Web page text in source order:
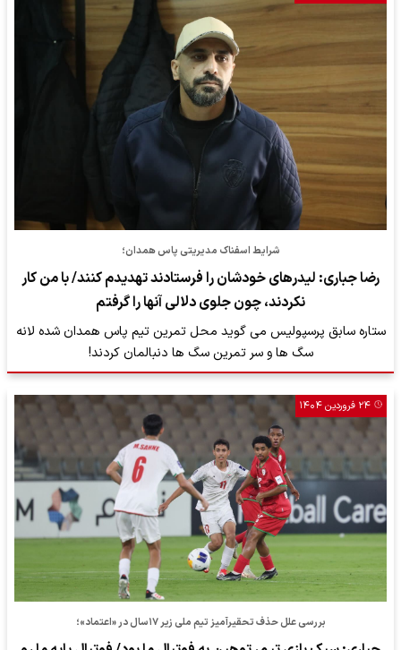
شرایط اسفناک مدیریتی پاس همدان؛
رضا جباری: لیدرهای خودشان را فرستادند تهدیدم کنند/ با من کار
نکردند، چون جلوی دلالی آنها را گرفتم
ستاره سابق پرسپولیس می گوید محل تمرین تیم پاس همدان شده لانه
سگ ها و سر تمرین سگ ها دنبالمان کردند!
۲۴ فروردین ۱۴۰۴
بررسی علل حذف تحقیرآمیز تیم ملی زیر ۱۷‌سال در «اعتماد»؛